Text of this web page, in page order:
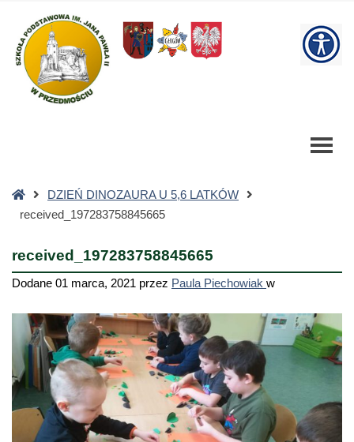
Szkoła
Podstawowa
Strona
główna
DZIEŃ DINOZAURA U 5,6 LATKÓW
received_197283758845665
received_197283758845665
Dodane 01 marca, 2021 przez Paula Piechowiak w